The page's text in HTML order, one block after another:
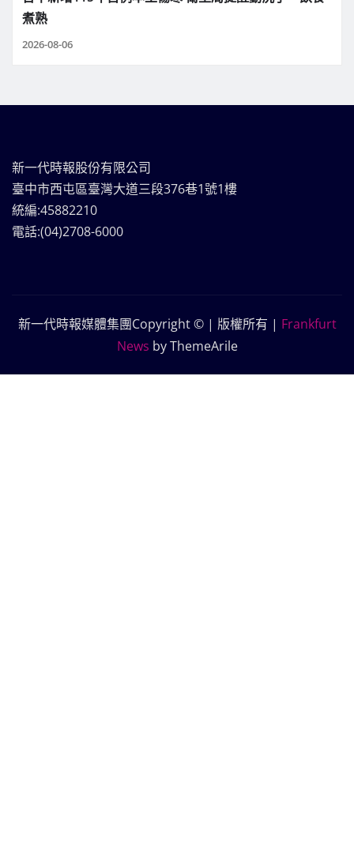
煮熟
2026-08-06
新一代時報股份有限公司
臺中市西屯區臺灣大道三段376巷1號1樓
統編:45882210
電話:(04)2708-6000
新一代時報媒體集團Copyright © | 版權所有 | Frankfurt
News by ThemeArile